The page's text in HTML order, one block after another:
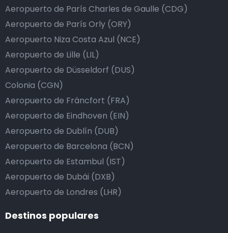
Aeropuerto de París Charles de Gaulle (CDG)
Aeropuerto de París Orly (ORY)
Aeropuerto Niza Costa Azul (NCE)
Aeropuerto de Lille (LIL)
Aeropuerto de Düsseldorf (DUS)
Colonia (CGN)
Aeropuerto de Fráncfort (FRA)
Aeropuerto de Eindhoven (EIN)
Aeropuerto de Dublín (DUB)
Aeropuerto de Barcelona (BCN)
Aeropuerto de Estambul (IST)
Aeropuerto de Dubái (DXB)
Aeropuerto de Londres (LHR)
Destinos populares